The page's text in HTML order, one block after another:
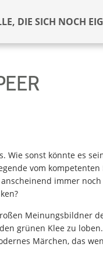
DIE SICH NOCH
Wie sonst könnte es
vom
immer
Meinungsbildner
grünen Klee zu
Märchen, das